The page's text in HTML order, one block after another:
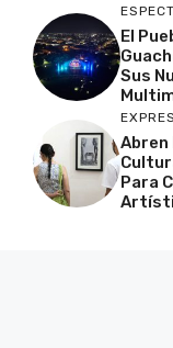
El
Sus
Abren
Para